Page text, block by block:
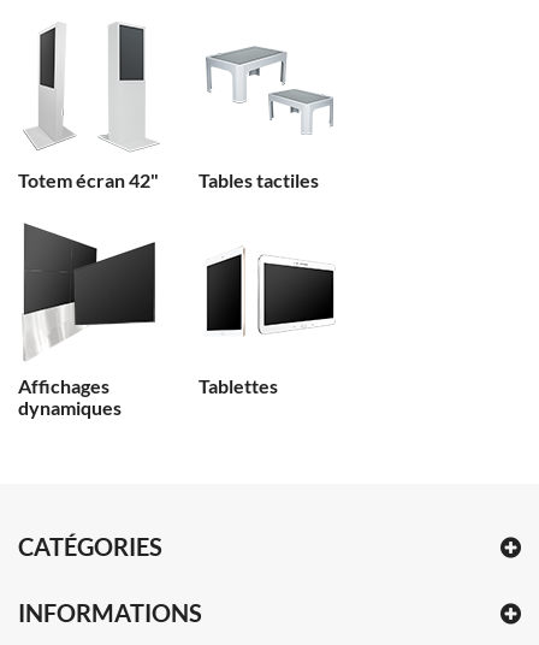
Totem écran 42" Tables tactiles
Affichages
dynamiques
Tablettes
CATÉGORIES
INFORMATIONS